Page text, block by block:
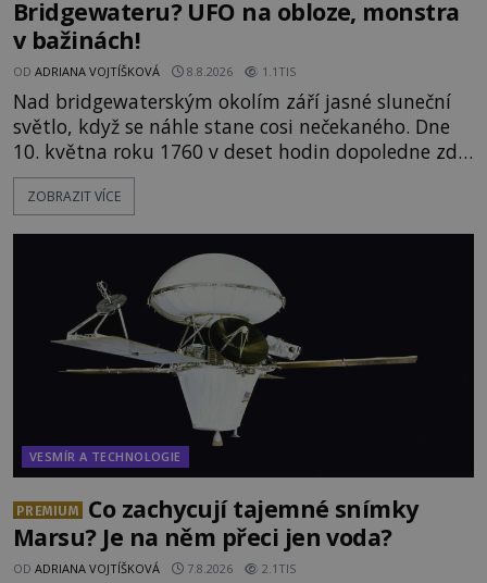
Bridgewateru? UFO na obloze, monstra
v bažinách!
OD ADRIANA VOJTÍŠKOVÁ 8.8.2026 1.1TIS
Nad bridgewaterským okolím září jasné sluneční
světlo, když se náhle stane cosi nečekaného. Dne
10. května roku 1760 v deset hodin dopoledne zde
dojde k vůbec prvnímu historicky doloženému
přeletu UFO. Podle záznamů vyzařuje takové
jen o nějaký optický klam, nebo se zde skutečně
právě vznáší mimozemská loď
ZOBRAZIT VÍCE
VESMÍR A TECHNOLOGIE
PREMIUM
Co zachycují tajemné snímky
Marsu? Je na něm přeci jen voda?
OD ADRIANA VOJTÍŠKOVÁ 7.8.2026 2.1TIS